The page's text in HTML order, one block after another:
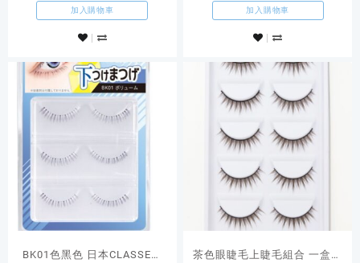
加入購物車 加入購物車
BK01色黑色 日本CLASSE下
茶色眼睫毛上睫毛組合 一盒五